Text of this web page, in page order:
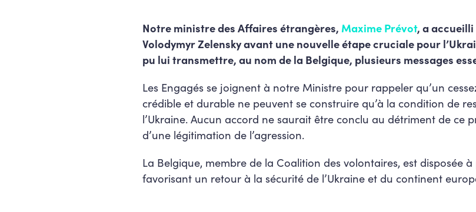
Notre ministre des Affaires étrangères, Maxime Prévot, a
Volodymyr Zelensky avant une nouvelle étape cruciale pour
pu lui transmettre, au nom de la Belgique, plusieurs messages
Les Engagés se joignent à notre Ministre pour rappeler qu’un
crédible et durable ne peuvent se construire qu’à la condition de
l’Ukraine. Aucun accord ne saurait être conclu au détriment de ce
d’une légitimation de l’agression.
La Belgique, membre de la Coalition des volontaires, est disposée
favorisant un retour à la sécurité de l’Ukraine et du continent